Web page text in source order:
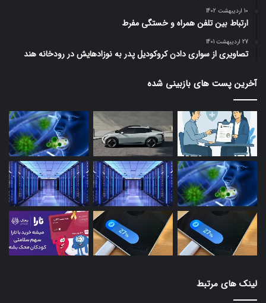
10 اردیبهشت 1402
ارتباط بین تلفن همراه و خستگی مفرط
27 اردیبهشت 1401
تصاویری از سواری دادن کروکودیل پدر به نوزادهایش در رودخانه هند
آخرین پست های بازبینی شده
لینک های مرتبط